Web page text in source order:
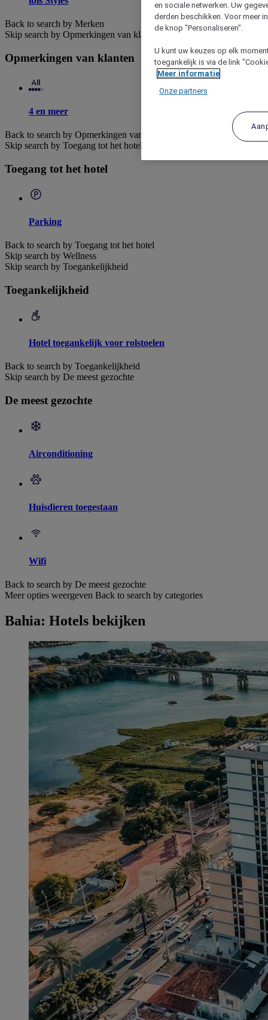
Back to search by Merken
Skip search by Opmerkingen van klanten
Opmerkingen van klanten
4 en meer
Back to search by Opmerkingen van klanten
Skip search by Toegang tot het hotel
Toegang tot het hotel
Parking
Back to search by Toegang tot het hotel
Skip search by Wellness
Skip search by Toegankelijkheid
Toegankelijkheid
Hotel toegankelijk voor rolstoelen
Back to search by Toegankelijkheid
Skip search by De meest gezochte
De meest gezochte
Airconditioning
Huisdieren toegestaan
Wifi
Back to search by De meest gezochte
Meer opties weergeven Back to search by categories
Bahia: Hotels bekijken
en sociale netwerken. Uw
derden beschikken. Voor meer
de knop "Personaliseren".
U kunt uw keuzes op elk
toegankelijk is via de link
Meer informatie
Onze partners